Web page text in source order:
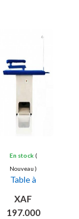
En stock (
Nouveau )
Table à
multifonctionnelle
XAF
197.000